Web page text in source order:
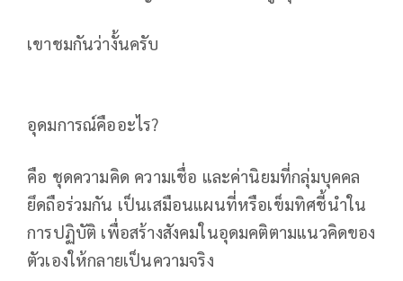
เขาชมกันว่างั้นครับ
อุดมการณ์คืออะไร?
คือ ชุดความคิด ความเชื่อ และค่านิยมที่กลุ่มบุคคล
ยึดถือร่วมกัน เป็นเสมือนแผนที่หรือเข็มทิศชี้นำใน
การปฏิบัติ เพื่อสร้างสังคมในอุดมคติตามแนวคิดของ
ตัวเองให้กลายเป็นความจริง